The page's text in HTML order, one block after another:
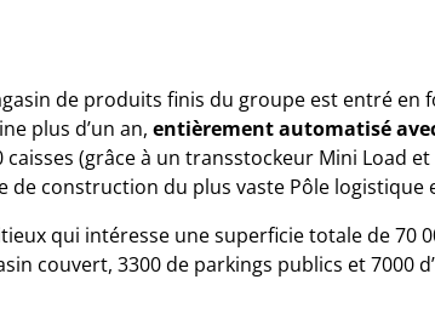
de produits finis du groupe est entré en
plus d’un an, entièrement automatisé
caisses (grâce à un transstockeur Mini
de construction du plus vaste Pôle logistique
qui intéresse une superficie totale de 70
couvert, 3300 de parkings publics et 7000